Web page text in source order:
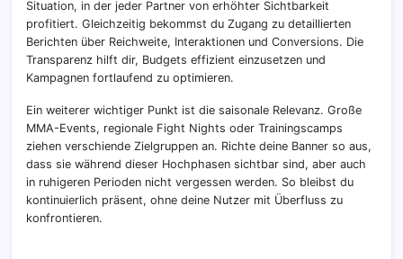
Situation, in der jeder Partner von erhöhter Sichtbarkeit
profitiert. Gleichzeitig bekommst du Zugang zu detaillierten
Berichten über Reichweite, Interaktionen und Conversions. Die
Transparenz hilft dir, Budgets effizient einzusetzen und
Kampagnen fortlaufend zu optimieren.
Ein weiterer wichtiger Punkt ist die saisonale Relevanz. Große
MMA-Events, regionale Fight Nights oder Trainingscamps
ziehen verschiende Zielgruppen an. Richte deine Banner so aus,
dass sie während dieser Hochphasen sichtbar sind, aber auch
in ruhigeren Perioden nicht vergessen werden. So bleibst du
kontinuierlich präsent, ohne deine Nutzer mit Überfluss zu
konfrontieren.